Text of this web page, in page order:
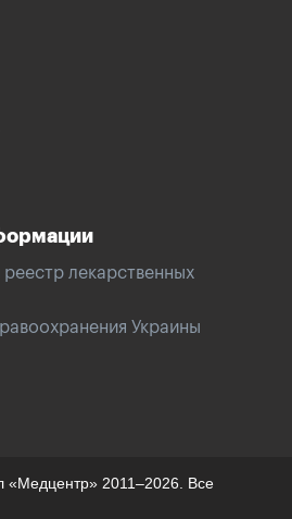
реестр лекарственных
Украины
«Медцентр» 2011–2026. Все